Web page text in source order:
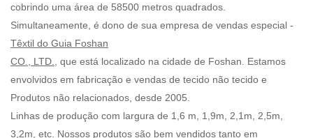
cobrindo uma área de 58500 metros quadrados.
Simultaneamente, é dono de sua empresa de vendas especial -
Têxtil do Guia Foshan
CO., LTD.
, que está localizado na cidade de Foshan. Estamos
envolvidos em fabricação e vendas de tecido não tecido e
Produtos não relacionados, desde 2005.
Linhas de produção com largura de 1,6 m, 1,9m, 2,1m, 2,5m,
3,2m, etc. Nossos produtos são bem vendidos tanto em